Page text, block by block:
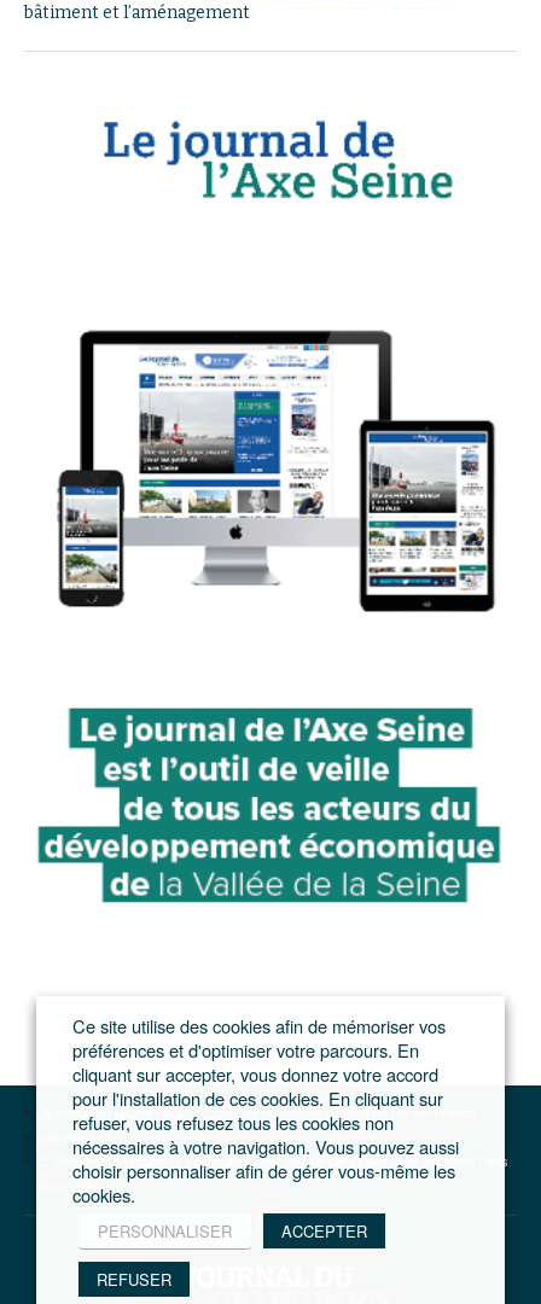
bâtiment et l’aménagement
Le journal du Grand Paris – L'actualité du développement de l'Ile-de-France
Interviews
C. Blanchet/D. Robert : « Les notaires ont un rôle clé à jouer dans le Grand Paris
des projets »
Ce site utilise des cookies afin de mémoriser vos
préférences et d'optimiser votre parcours. En
cliquant sur accepter, vous donnez votre accord
pour l'installation de ces cookies. En cliquant sur
refuser, vous refusez tous les cookies non
nécessaires à votre navigation. Vous pouvez aussi
choisir personnaliser afin de gérer vous-même les
cookies.
PERSONNALISER ACCEPTER
REFUSER